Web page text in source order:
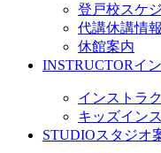
登戸校スケ
代講休講情報
休館案内
INSTRUCTORイ
インストラ
キッズイン
STUDIOスタジオ